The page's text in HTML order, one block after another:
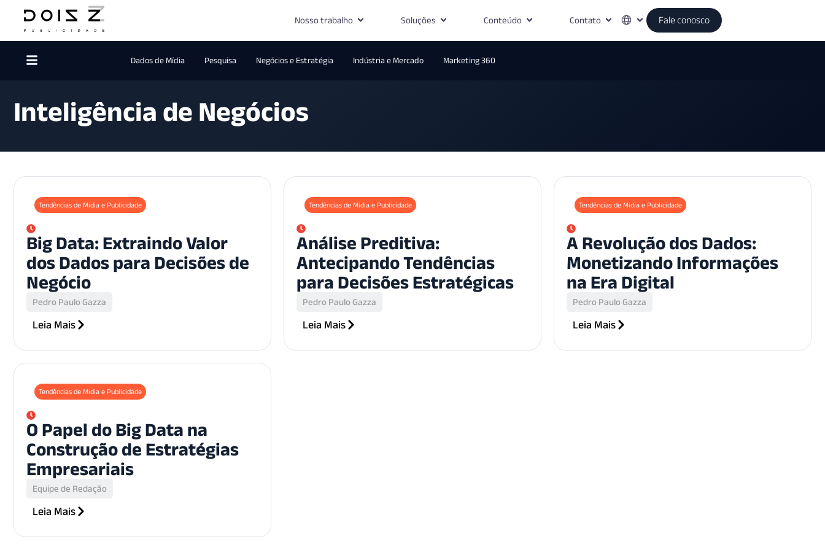
Nosso trabalho Soluções Conteúdo Contato Fale conosco
Dados de Mídia Pesquisa Negócios e Estratégia Indústria e Mercado Marketing 360
Inteligência de Negócios
Tendências de Mídia e Publicidade
Big Data: Extraindo Valor
dos Dados para Decisões de
Negócio
Pedro Paulo Gazza
Leia Mais
Tendências de Mídia e Publicidade
Análise Preditiva:
Antecipando Tendências
para Decisões Estratégicas
Pedro Paulo Gazza
Leia Mais
Tendências de Mídia e Publicidade
A Revolução dos Dados:
Monetizando Informações
na Era Digital
Pedro Paulo Gazza
Leia Mais
Tendências de Mídia e Publicidade
O Papel do Big Data na
Construção de Estratégias
Empresariais
Equipe de Redação
Leia Mais